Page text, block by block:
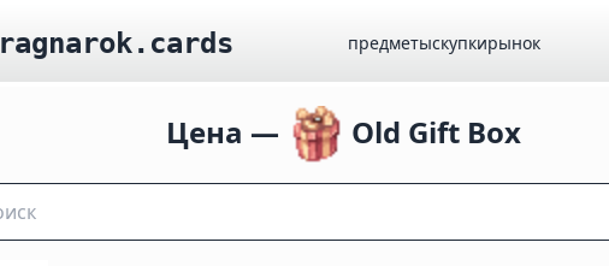
ragnarok.cards предметыскупкирынок
Цена — Old Gift Box